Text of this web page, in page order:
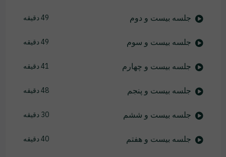
جلسه بیست و دوم 49 دقیقه
جلسه بیست و سوم 49 دقیقه
جلسه بیست و چهارم 41 دقیقه
جلسه بیست و پنجم 48 دقیقه
جلسه بیست و ششم 30 دقیقه
جلسه بیست و هفتم 40 دقیقه